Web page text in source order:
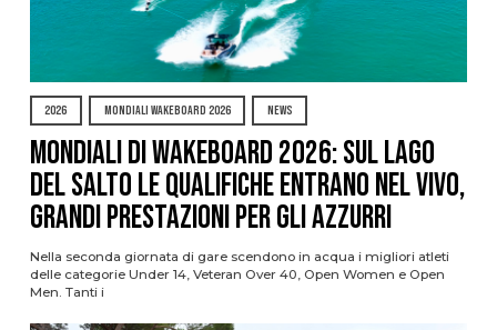
2026 MONDIALI WAKEBOARD 2026 NEWS
Mondiali di Wakeboard 2026: sul Lago
del Salto le qualifiche entrano nel vivo,
grandi prestazioni per gli azzurri
Nella seconda giornata di gare scendono in acqua i migliori atleti
delle categorie Under 14, Veteran Over 40, Open Women e Open
Men. Tanti i